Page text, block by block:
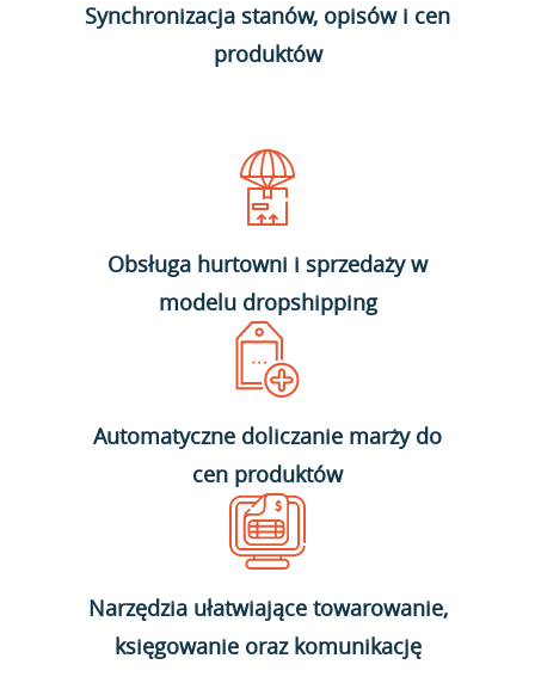
Synchronizacja stanów, opisów i cen
produktów
Obsługa hurtowni i sprzedaży w
modelu dropshipping
Automatyczne doliczanie marży do
cen produktów
Narzędzia ułatwiające towarowanie,
księgowanie oraz komunikację